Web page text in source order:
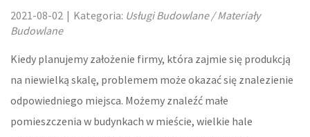
DRZWI I OKNA
KLIMATYZACJA I WENTYLACJA
NIERUCHOMOŚCI, DZIAŁKI
DOMY, MIESZKANIA
2021-08-02 | Kategoria: Usługi Budowlane / Materiały
Budowlane
Kiedy planujemy założenie firmy, która zajmie się produkcją
na niewielką skalę, problemem może okazać się znalezienie
odpowiedniego miejsca. Możemy znaleźć małe
pomieszczenia w budynkach w mieście, wielkie hale